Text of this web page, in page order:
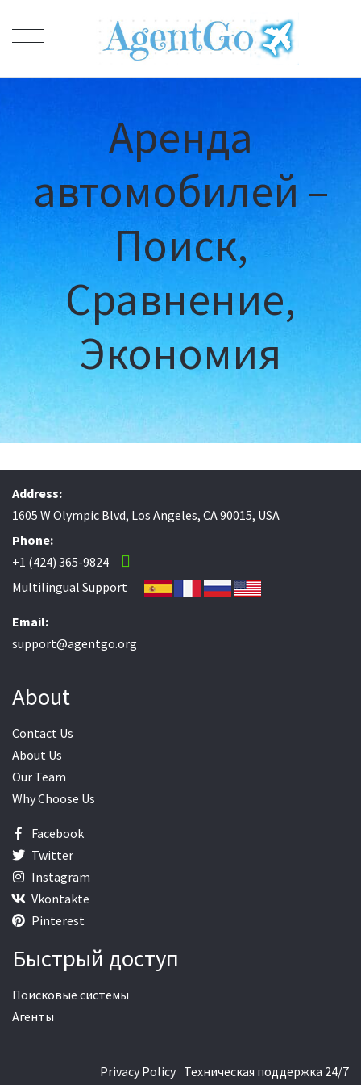
Аренда
автомобилей –
Поиск,
Сравнение,
Экономия
Address:
1605 W Olympic Blvd, Los Angeles, CA 90015, USA
Phone:
+1 (424) 365-9824
Multilingual Support
Email:
support@agentgo.org
About
Contact Us
About Us
Our Team
Why Choose Us
Facebook
Twitter
Instagram
Vkontakte
Pinterest
Быстрый доступ
Поисковые системы
Агенты
Privacy Policy Техническая поддержка 24/7